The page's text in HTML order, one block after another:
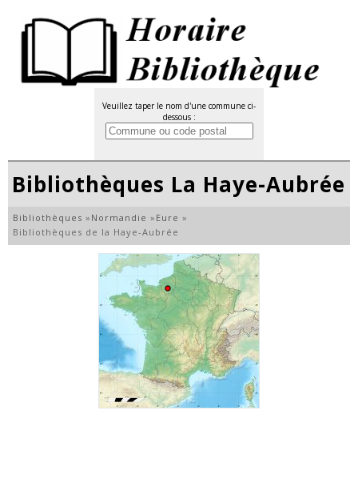
Veuillez taper le nom d'une commune ci-
dessous :
Bibliothèques La Haye-Aubrée
Bibliothèques » Normandie » Eure »
Bibliothèques de la Haye-Aubrée